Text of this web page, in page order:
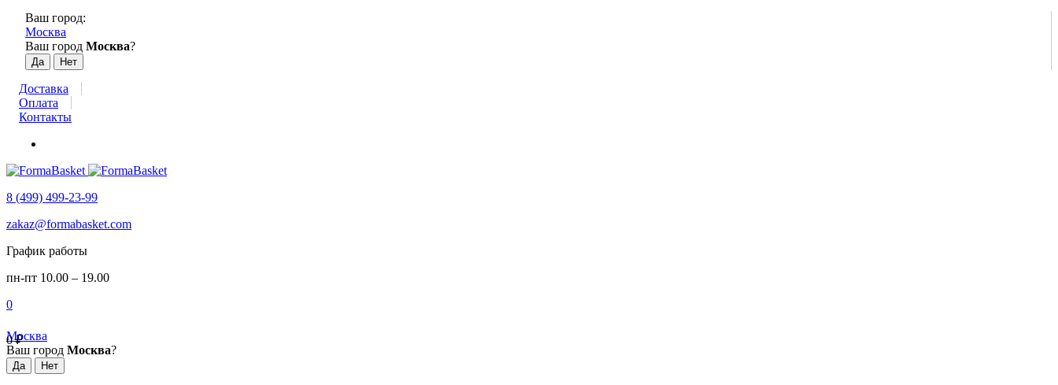
Ваш город:
Москва
Ваш город Москва?
Доставка
Оплата
Контакты
8 (499) 499-23-99
zakaz@formabasket.com
График работы
пн-пт 10.00 – 19.00
0
0₽
Москва
Ваш город Москва?